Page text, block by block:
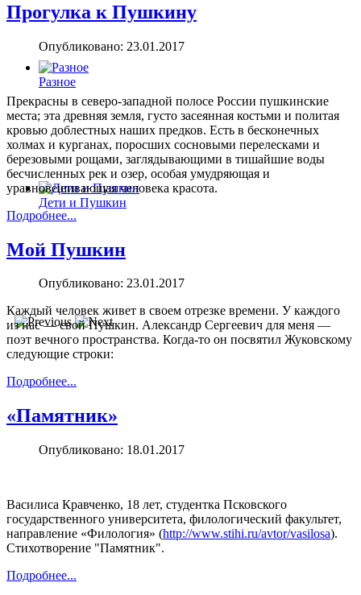
Разное
Дети и Пушкин
Прогулка к Пушкину
Опубликовано: 23.01.2017
Прекрасны в северо-западной полосе России пушкинские
места; эта древняя земля, густо засеянная костьми и политая
кровью доблестных наших предков. Есть в бесконечных
холмах и курганах, поросших сосновыми перелесками и
березовыми рощами, заглядывающими в тишайшие воды
бесчисленных рек и озер, особая умудряющая и
уравновешивающая человека красота.
Подробнее...
Мой Пушкин
Опубликовано: 23.01.2017
Каждый человек живет в своем отрез­ке времени. У каждого
из нас — свой Пушкин. Александр Сергеевич для ме­ня —
поэт вечного пространства. Когда-то он посвятил Жуковскому
следующие строки:
Подробнее...
«Памятник»
Опубликовано: 18.01.2017
Василиса Кравченко, 18 лет, студентка Псковского
государственного университета, филологический факультет,
направление «Филология» (http://www.stihi.ru/avtor/vasilosa).
Стихотворение "Памятник".
Подробнее...